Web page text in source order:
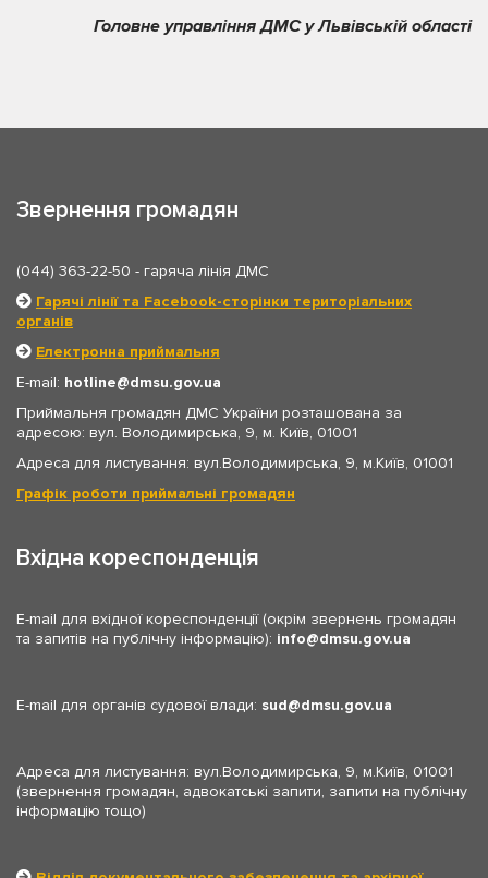
Головне управління ДМС у Львівській області
Звернення громадян
(044) 363-22-50 - гаряча лінія ДМС
Гарячі лінії та Facebook-сторінки територіальних
органів
Електронна приймальня
E-mail: hotline
dmsu.gov.ua
Приймальня громадян ДМС України розташована за
адресою: вул. Володимирська, 9, м. Київ, 01001
Адреса для листування: вул.Володимирська, 9, м.Київ, 01001
Графік роботи приймальні громадян
Вхідна кореспонденція
E-mail для вхідної кореспонденції (окрім звернень громадян
та запитів на публічну інформацію): info dmsu.gov.ua
E-mail для органів судової влади: sud dmsu.gov.ua
Адреса для листування: вул.Володимирська, 9, м.Київ, 01001
(звернення громадян, адвокатські запити, запити на публічну
інформацію тощо)